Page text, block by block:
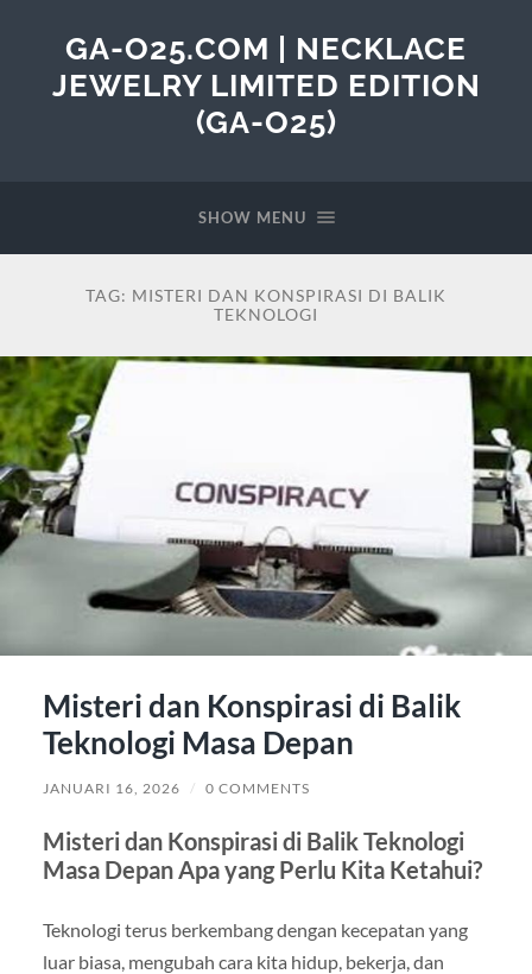
GA-O25.COM | NECKLACE
JEWELRY LIMITED EDITION
(GA-O25)
SHOW MENU
TAG: MISTERI DAN KONSPIRASI DI BALIK
TEKNOLOGI
Misteri dan Konspirasi di Balik
Teknologi Masa Depan
JANUARI 16, 2026 / 0 COMMENTS
Misteri dan Konspirasi di Balik Teknologi
Masa Depan Apa yang Perlu Kita Ketahui?
Teknologi terus berkembang dengan kecepatan yang
luar biasa, mengubah cara kita hidup, bekerja, dan